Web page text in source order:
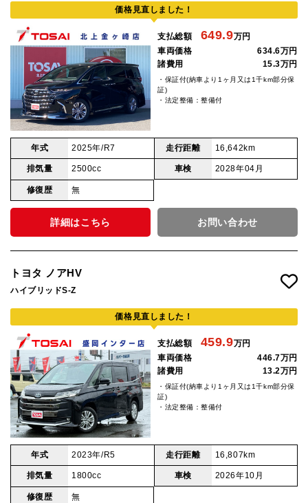
価格見直しました！
支払総額 649.9万円
車両価格
634.6万円
諸費用
15.3万円
・保証付(納車より1ヶ月又は1千km部分保
証)
・法定整備：整備付
年式 2025年/R7 走行距離 16,642km
排気量 2500cc 車検 2028年04月
修復歴 無
詳細はこちら お問い合わせ
トヨタ ノアHV
ハイブリッドS-Z
価格見直しました！
支払総額 459.9万円
車両価格
446.7万円
諸費用
13.2万円
・保証付(納車より1ヶ月又は1千km部分保
証)
・法定整備：整備付
年式 2023年/R5 走行距離 16,807km
排気量 1800cc 車検 2026年10月
修復歴 無